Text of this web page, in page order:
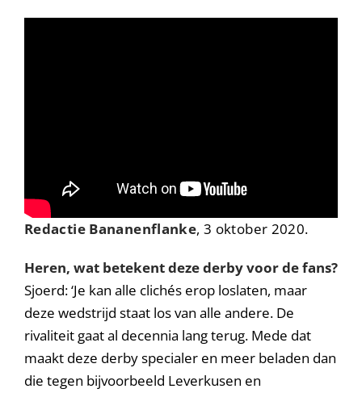
Redactie Bananenflanke, 3 oktober 2020.
Heren, wat betekent deze derby voor de fans?
Sjoerd: ‘Je kan alle clichés erop loslaten, maar
deze wedstrijd staat los van alle andere. De
rivaliteit gaat al decennia lang terug. Mede dat
maakt deze derby specialer en meer beladen dan
die tegen bijvoorbeeld Leverkusen en